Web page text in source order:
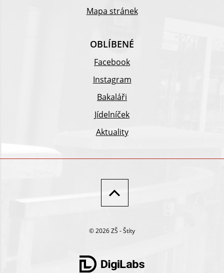
Mapa stránek
OBLÍBENÉ
Facebook
Instagram
Bakaláři
Jídelníček
Aktuality
© 2026 ZŠ - Štíty